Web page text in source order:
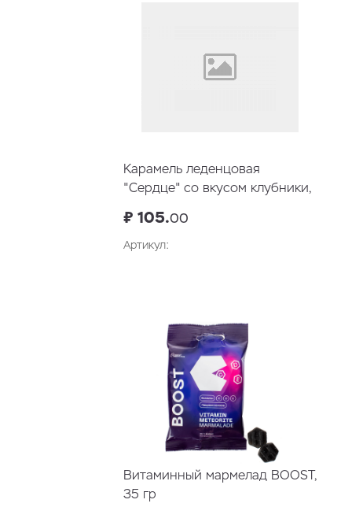
Карамель леденцовая
"Сердце" со вкусом клубники,
₽ 105.00
Артикул:
Витаминный мармелад BOOST,
35 гр